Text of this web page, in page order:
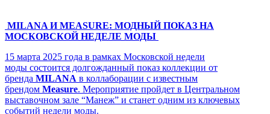
MILANA И MEASURE: МОДНЫЙ ПОКАЗ НА
МОСКОВСКОЙ НЕДЕЛЕ МОДЫ
15 марта 2025 года в рамках Московской недели
моды состоится долгожданный показ коллекции от
бренда MILANA в коллаборации с известным
брендом Measure. Мероприятие пройдет в Центральном
выставочном зале “Манеж” и станет одним из ключевых
событий недели моды.